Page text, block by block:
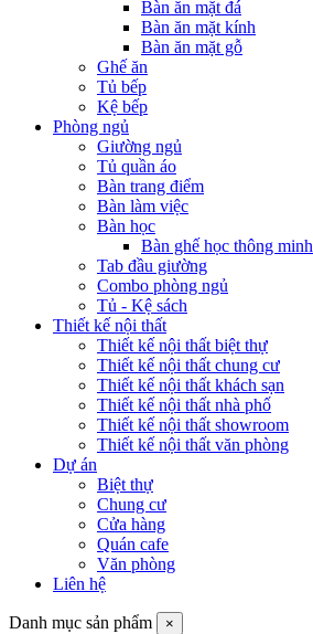
Bàn ăn mặt đá
Bàn ăn mặt kính
Bàn ăn mặt gỗ
Ghế ăn
Tủ bếp
Kệ bếp
Phòng ngủ
Giường ngủ
Tủ quần áo
Bàn trang điểm
Bàn làm việc
Bàn học
Bàn ghế học thông minh
Tab đầu giường
Combo phòng ngủ
Tủ - Kệ sách
Thiết kế nội thất
Thiết kế nội thất biệt thự
Thiết kế nội thất chung cư
Thiết kế nội thất khách sạn
Thiết kế nội thất nhà phố
Thiết kế nội thất showroom
Thiết kế nội thất văn phòng
Dự án
Biệt thự
Chung cư
Cửa hàng
Quán cafe
Văn phòng
Liên hệ
Danh mục sản phẩm ×